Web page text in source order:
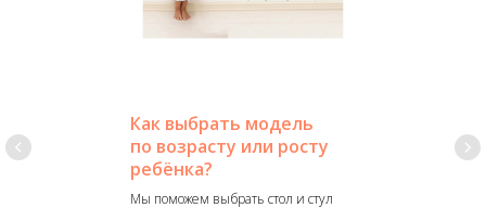
Как выбрать модель
по возрасту или росту
ребёнка?
Мы поможем выбрать стол и стул